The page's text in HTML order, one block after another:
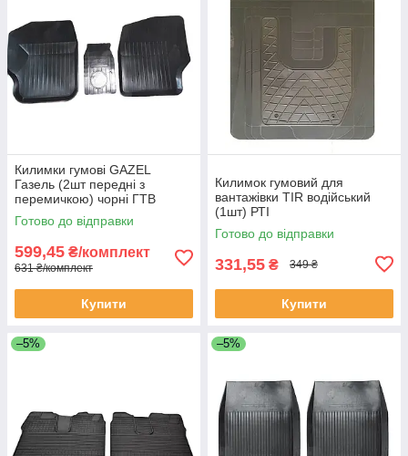
Килимки гумові GAZEL
Газель (2шт передні з
перемичкою) чорні ГТВ
Готово до відправки
599,45 ₴/комплект
631 ₴/комплект
Купити
Килимок гумовий для
вантажівки TIR водійський
(1шт) РТІ
Готово до відправки
331,55 ₴ 349 ₴
Купити
–5% –5%